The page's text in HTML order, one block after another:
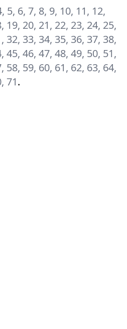
5, 6, 7, 8, 9, 10, 11, 12,
19, 20, 21, 22, 23, 24, 25,
32, 33, 34, 35, 36, 37, 38,
45, 46, 47, 48, 49, 50, 51,
58, 59, 60, 61, 62, 63, 64,
71.